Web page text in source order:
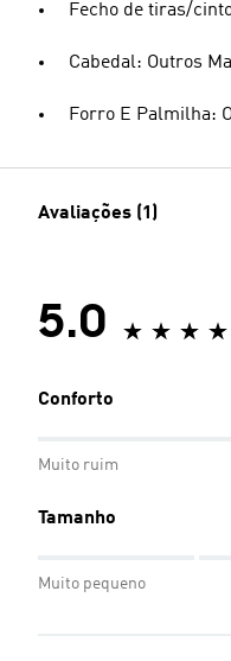
Fecho de tiras/
Cabedal: Outros
Forro E Palmilha:
Avaliações (1)
5.0
Conforto
Muito ruim
Tamanho
Muito pequeno